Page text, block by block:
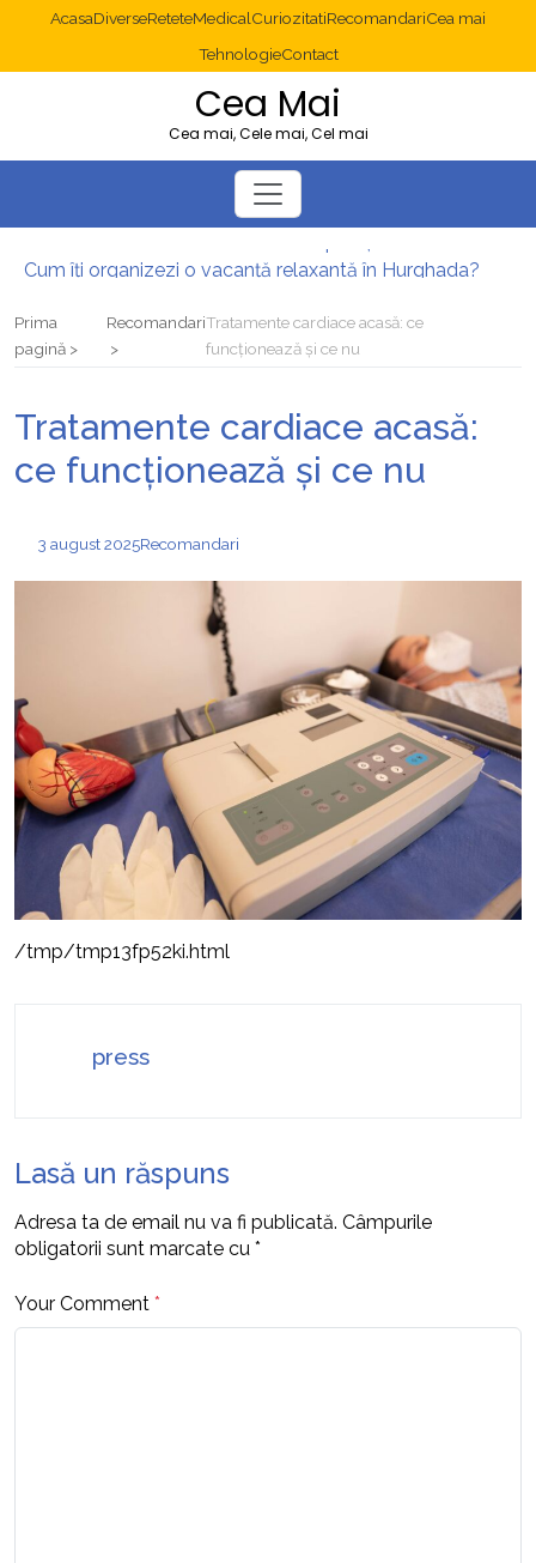
AcasaDiverseReteteMedicalCuriozitatiRecomandariCea mai
TehnologieContact
Cea Mai
Cea mai, Cele mai, Cel mai
Cum îți organizezi o vacanță relaxantă în Hurghada?
Prima
pagină
RecomandariTratamente cardiace acasă: ce
funcționează și ce nu
Tratamente cardiace acasă:
ce funcționează și ce nu
3 august 2025Recomandari
/tmp/tmp13fp52ki.html
press
Lasă un răspuns
Adresa ta de email nu va fi publicată. Câmpurile
obligatorii sunt marcate cu *
Your Comment *